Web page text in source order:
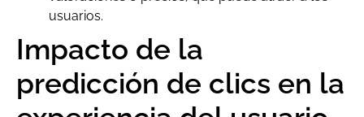
usuarios.
Impacto de la
predicción de clics en la